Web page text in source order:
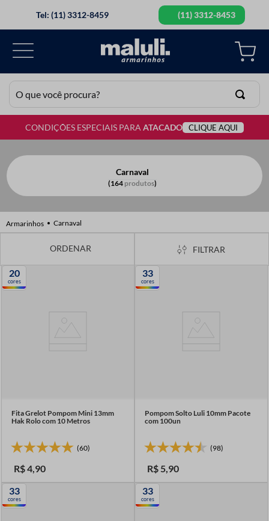
Tel: (11) 3312-8459 (11) 3312-8453
O que você procura?
CONDIÇÕES ESPECIAIS PARAATACADO CLIQUE AQUI
Carnaval
164 produtos
Carnaval
FILTRAR
20
cores
Fita Grelot Pompom Mini 13mm
Hak Rolo com 10 Metros
(60)
R$4,90
33
cores
Pompom Solto Luli 10mm Pacote
com 100un
(98)
R$ 5,90
33
cores
33
cores
TERMOS MAIS BUSCADOS
4º
elastico
5º
renda
ziper
7
fita cetim
amigurumi